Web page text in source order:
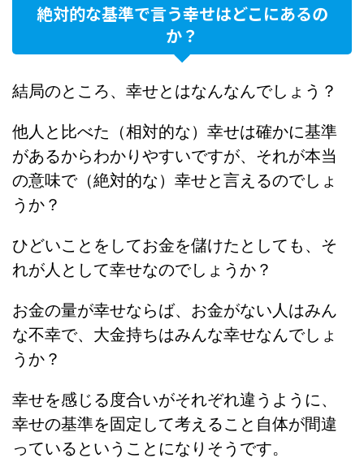
絶対的な基準で言う幸せはどこにあるの
か？
結局のところ、幸せとはなんなんでしょう？
他人と比べた（相対的な）幸せは確かに基準
があるからわかりやすいですが、それが本当
の意味で（絶対的な）幸せと言えるのでしょ
うか？
ひどいことをしてお金を儲けたとしても、そ
れが人として幸せなのでしょうか？
お金の量が幸せならば、お金がない人はみん
な不幸で、大金持ちはみんな幸せなんでしょ
うか？
幸せを感じる度合いがそれぞれ違うように、
幸せの基準を固定して考えること自体が間違
っているということになりそうです。